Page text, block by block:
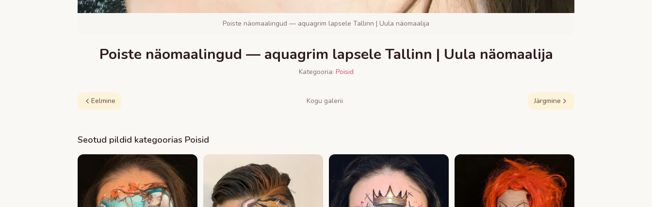
Poiste näomaalingud — aquagrim lapsele Tallinn | Uula näomaalija
Poiste näomaalingud — aquagrim lapsele Tallinn | Uula näomaalija
Kategooria: Poisid
Eelmine Kogu galerii Järgmine
Seotud pildid kategoorias Poisid